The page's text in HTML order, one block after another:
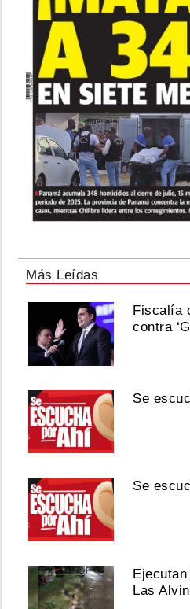
Más Leídas
Fiscalía
contra
Se
Se
Las